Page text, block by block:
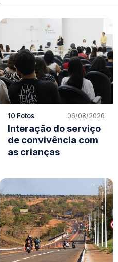
10 Fotos 06/08/2026
Interação do serviço
de convivência com
as crianças